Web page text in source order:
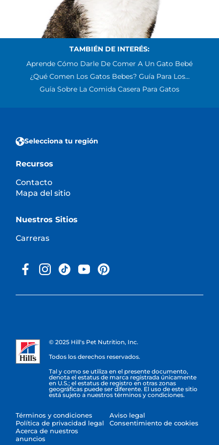
TAMBIÉN DE INTERÉS:
Aprende Cómo Darle De Comer A Un Gato Bebé
¿Qué Comen Los Gatos Bebes? Guía Para Los...
Guía Sobre La Comida Casera Para Gatos
Selecciona tu región
Recursos
Contacto
Mapa del sitio
Nuestros Sitios
Carreras
© 2025 Hill's Pet Nutrition, Inc.
Todos los derechos reservados.
Tal y como se utiliza en el presente documento,
denota el estatus de marca registrada únicamente
en U.S.; el estatus de registro en otras zonas
geográficas puede ser diferente. El uso de este sitio
está sujeto a nuestros términos y condiciones.
Términos y condiciones
Política de privacidad legal
Acerca de nuestros
anuncios
Aviso legal
Consentimiento de cookies